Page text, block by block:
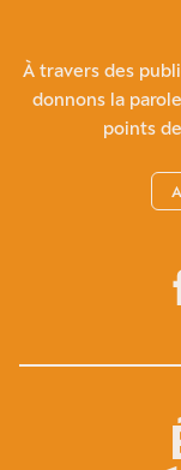
À travers des
donnons la
points